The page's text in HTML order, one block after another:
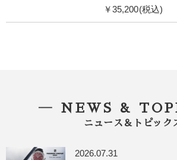
￥35,200(税込)
― NEWS &
ニュース＆トピック
2026.07.31